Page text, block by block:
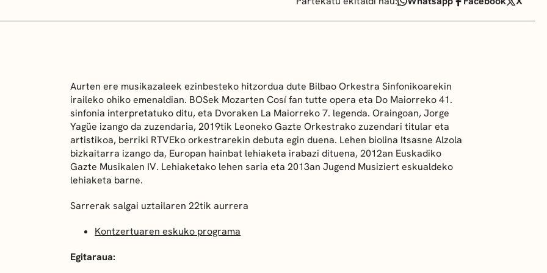
Aurten ere musikazaleek ezinbesteko hitzordua dute Bilbao Orkestra Sinfonikoarekin
iraileko ohiko emenaldian. BOSek MozartenCosí fan tutte opera eta Do Maiorreko 41.
sinfonia interpretatuko ditu, eta Dvoraken La Maiorreko 7. legenda. Oraingoan, Jorge
Yagüe izango da zuzendaria, 2019tik Leoneko Gazte Orkestrako zuzendari titular eta
artistikoa, berriki RTVEko orkestrarekin debuta egin duena. Lehen biolina Itsasne Alzola
bizkaitarra izango da, Europan hainbat lehiaketa irabazi dituena, 2012an Euskadiko
Gazte Musikalen IV. Lehiaketako lehen saria eta 2013an Jugend Musiziert eskualdeko
lehiaketa barne.
Sarrerak salgai uztailaren 22tik aurrera
Kontzertuaren eskuko programa
Egitaraua: